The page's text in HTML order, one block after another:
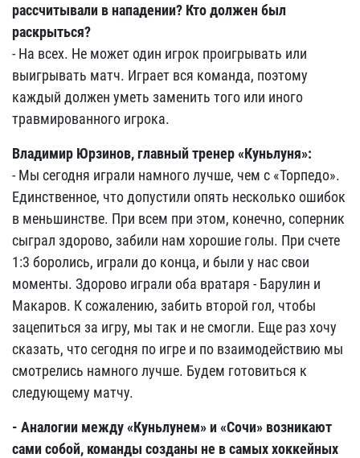
рассчитывали в нападении? Кто должен был
раскрыться?
- На всех. Не может один игрок проигрывать или
выигрывать матч. Играет вся команда, поэтому
каждый должен уметь заменить того или иного
травмированного игрока.
Владимир Юрзинов, главный тренер «Куньлуня»:
- Мы сегодня играли намного лучше, чем с «Торпедо».
Единственное, что допустили опять несколько ошибок
в меньшинстве. При всем при этом, конечно, соперник
сыграл здорово, забили нам хорошие голы. При счете
1:3 боролись, играли до конца, и были у нас свои
моменты. Здорово играли оба вратаря - Барулин и
Макаров. К сожалению, забить второй гол, чтобы
зацепиться за игру, мы так и не смогли. Еще раз хочу
сказать, что сегодня по игре и по взаимодействию мы
смотрелись намного лучше. Будем готовиться к
следующему матчу.
- Аналогии между «Куньлунем» и «Сочи» возникают
сами собой, команды созданы не в самых хоккейных